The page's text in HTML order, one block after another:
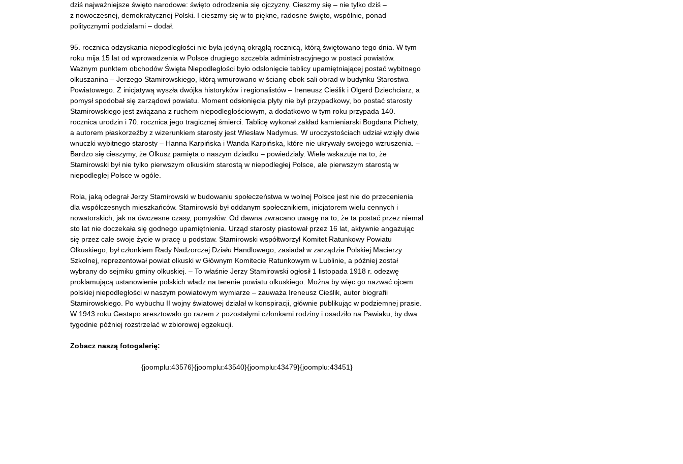
dziś najważniejsze święto narodowe: święto odrodzenia się ojczyzny. Cieszmy się – nie tylko dziś –
z nowoczesnej, demokratycznej Polski. I cieszmy się w to piękne, radosne święto, wspólnie, ponad
politycznymi podziałami – dodał.
95. rocznica odzyskania niepodległości nie była jedyną okrągłą rocznicą, którą świętowano tego dnia. W tym
roku mija 15 lat od wprowadzenia w Polsce drugiego szczebla administracyjnego w postaci powiatów.
Ważnym punktem obchodów Święta Niepodległości było odsłonięcie tablicy upamiętniającej postać wybitnego
olkuszanina – Jerzego Stamirowskiego, którą wmurowano w ścianę obok sali obrad w budynku Starostwa
Powiatowego. Z inicjatywą wyszła dwójka historyków i regionalistów – Ireneusz Cieślik i Olgerd Dziechciarz, a
pomysł spodobał się zarządowi powiatu. Moment odsłonięcia płyty nie był przypadkowy, bo postać starosty
Stamirowskiego jest związana z ruchem niepodległościowym, a dodatkowo w tym roku przypada 140.
rocznica urodzin i 70. rocznica jego tragicznej śmierci. Tablicę wykonał zakład kamieniarski Bogdana Pichety,
a autorem płaskorzeźby z wizerunkiem starosty jest Wiesław Nadymus. W uroczystościach udział wzięły dwie
wnuczki wybitnego starosty – Hanna Karpińska i Wanda Karpińska, które nie ukrywały swojego wzruszenia. –
Bardzo się cieszymy, że Olkusz pamięta o naszym dziadku – powiedziały. Wiele wskazuje na to, że
Stamirowski był nie tylko pierwszym olkuskim starostą w niepodległej Polsce, ale pierwszym starostą w
niepodległej Polsce w ogóle.
Rola, jaką odegrał Jerzy Stamirowski w budowaniu społeczeństwa w wolnej Polsce jest nie do przecenienia
dla współczesnych mieszkańców. Stamirowski był oddanym społecznikiem, inicjatorem wielu cennych i
nowatorskich, jak na ówczesne czasy, pomysłów. Od dawna zwracano uwagę na to, że ta postać przez niemal
sto lat nie doczekała się godnego upamiętnienia. Urząd starosty piastował przez 16 lat, aktywnie angażując
się przez całe swoje życie w pracę u podstaw. Stamirowski współtworzył Komitet Ratunkowy Powiatu
Olkuskiego, był członkiem Rady Nadzorczej Działu Handlowego, zasiadał w zarządzie Polskiej Macierzy
Szkolnej, reprezentował powiat olkuski w Głównym Komitecie Ratunkowym w Lublinie, a później został
wybrany do sejmiku gminy olkuskiej. – To właśnie Jerzy Stamirowski ogłosił 1 listopada 1918 r. odezwę
proklamującą ustanowienie polskich władz na terenie powiatu olkuskiego. Można by więc go nazwać ojcem
polskiej niepodległości w naszym powiatowym wymiarze – zauważa Ireneusz Cieślik, autor biografii
Stamirowskiego. Po wybuchu II wojny światowej działał w konspiracji, głównie publikując w podziemnej prasie.
W 1943 roku Gestapo aresztowało go razem z pozostałymi członkami rodziny i osadziło na Pawiaku, by dwa
tygodnie później rozstrzelać w zbiorowej egzekucji.
Zobacz naszą fotogalerię:
{joomplu:43576}{joomplu:43540}{joomplu:43479}{joomplu:43451}